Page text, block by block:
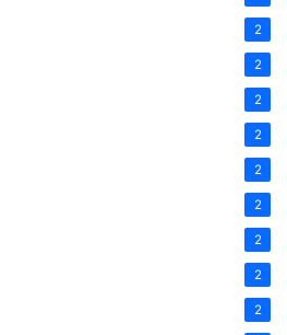
2
2
2
2
2
2
2
2
2